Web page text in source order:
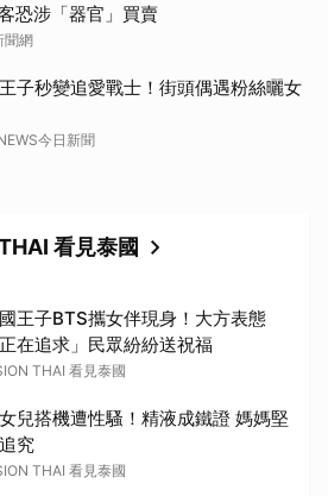
恐涉「器官」買賣
聞網
子秒變追愛戰士！街頭偶遇粉絲曬女
今日新聞
看見泰國
王子BTS攜女伴現身！大方表態
正在追求」民眾紛紛送祝福
THAI 看見泰國
兒搭機遭性騷！精液成鐵證 媽媽堅
究
THAI 看見泰國